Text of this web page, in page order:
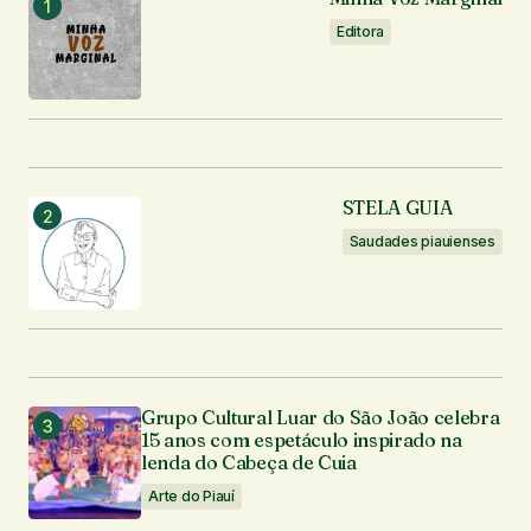
Comentário
Seu nome*
Seu e-mail
Enviar comentário
Editora
STELA GUIA
Saudades piauienses
Grupo Cultural Luar do São João celebra
15 anos com espetáculo inspirado na
lenda do Cabeça de Cuia
Arte do Piauí